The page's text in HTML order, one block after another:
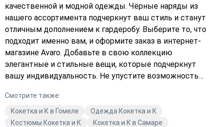
качественной и модной одежды. Чёрные наряды из
нашего ассортимента подчеркнут ваш стиль и станут
отличным дополнением к гардеробу. Выберите то, что
подходит именно вам, и оформите заказ в интернет-
магазине Avaro. Добавьте в свою коллекцию
элегантные и стильные вещи, которые подчеркнут
вашу индивидуальность. Не упустите возможность
Кокетка и К. Закажите сейчас и наслаждайтесь
комфортом и стилем.
Смотрите также:
Кокетка и К в Гомеле
Одежда Кокетка и К
Костюмы Кокетка и К
Кокетка и К в Самаре